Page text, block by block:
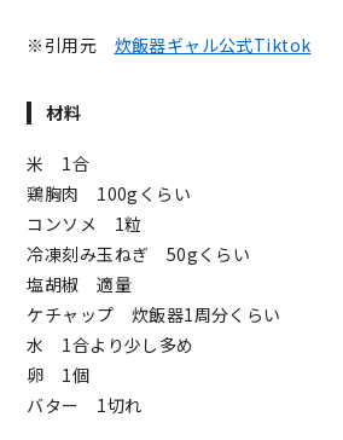
※引用元 炊飯器ギャル公式Tiktok
材料
米 1合
鶏胸肉 100gくらい
コンソメ 1粒
冷凍刻み玉ねぎ 50gくらい
塩胡椒 適量
ケチャップ 炊飯器1周分くらい
水 1合より少し多め
卵 1個
バター 1切れ